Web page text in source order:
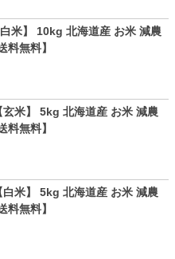
白米】 10kg 北海道産 お米 減農
料無料】
玄米】 5kg 北海道産 お米 減農
料無料】
白米】 5kg 北海道産 お米 減農
料無料】